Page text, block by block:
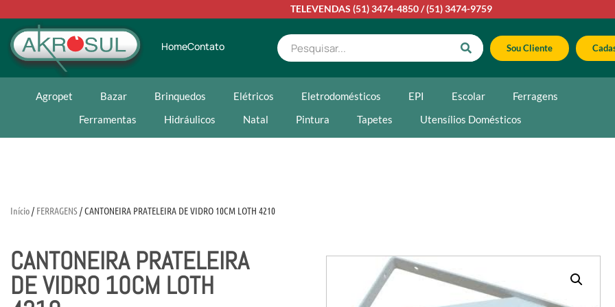
TELEVENDAS (51) 3474-4850/(51) 3474-9759
HomeContato Sou Cliente
Agropet Bazar Brinquedos Elétricos Eletrodomésticos EPI Escolar
Ferragens
Ferramentas
Hidráulicos Natal Pintura Tapetes Utensílios Domésticos
Início/ FERRAGENS/ CANTONEIRA PRATELEIRA DE VIDRO 10CM LOTH 4210
CANTONEIRA PRATELEIRA
DE VIDRO 10CM LOTH